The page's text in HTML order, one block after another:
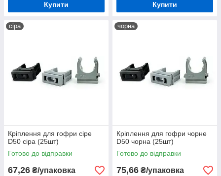
Купити Купити
сіра
Кріплення для гофри сіре
D50 сіра (25шт)
Готово до відправки
67,26 ₴/упаковка
чорна
Кріплення для гофри чорне
D50 чорна (25шт)
Готово до відправки
75,66 ₴/упаковка